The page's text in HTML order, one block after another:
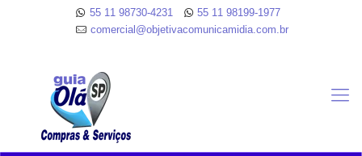
55 11 98730-4231
55 11 98199-1977
comercial@objetivacomunicamidia.com.br